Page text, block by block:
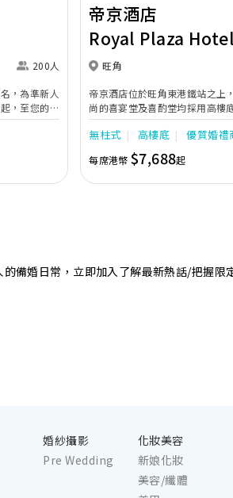
200人
，為準新人
，至您的大
想婚禮。
帝京酒店
Royal Plaza Hotel
旺角
帝京酒店位於旺角東港鐵站之上
尚的喜宴堂及喜酌堂均採用高樓
境寬敞，且備有LED幕牆、燈光
最多可筵開40席，更配有水晶吊
婚禮。另外，空中花園深心薈是
飽覽獅子山景致，適合舉行戶外
店專業的宴會團隊提供貼心服務
無柱式 高樓底 優質婚禮
每席港幣$7,688起
備婚日常，立即加入了解最新熱話/把握限
婚紗攝影
Pre Wedding
化妝美容
新娘化妝
美容/纖體